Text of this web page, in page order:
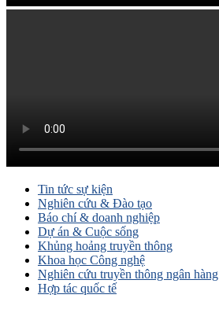
Tin tức sự kiện
Nghiên cứu & Đào tạo
Báo chí & doanh nghiệp
Dự án & Cuộc sống
Khủng hoảng truyền thông
Khoa học Công nghệ
Nghiên cứu truyền thông ngân hàng
Hợp tác quốc tế